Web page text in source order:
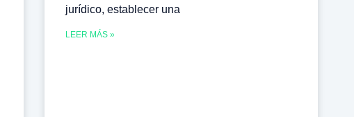
jurídico, establecer una
LEER MÁS »